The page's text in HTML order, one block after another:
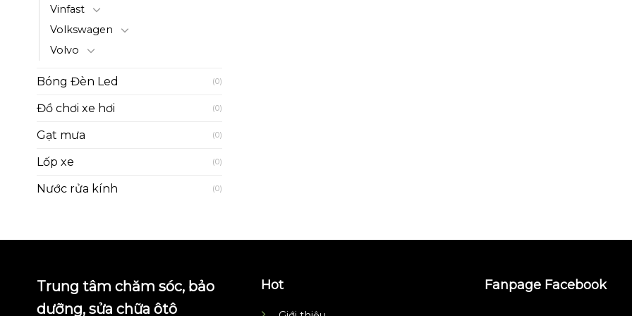
Vinfast
Volkswagen
Volvo
Bóng Đèn Led (0)
Đồ chơi xe hơi (0)
Gạt mưa (0)
Lốp xe (0)
Nước rửa kính (0)
Trung tâm chăm sóc, bảo
dưỡng, sửa chữa ôtô
Hot Fanpage Facebook